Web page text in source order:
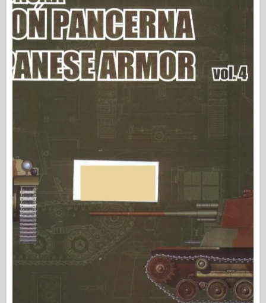
Osprey Kiadó
Század jel
Tankpower
Teherautók & Tartályok
Waffen-Arsenal
Ace modellek
AFV Klub
Airfix
AZ modell